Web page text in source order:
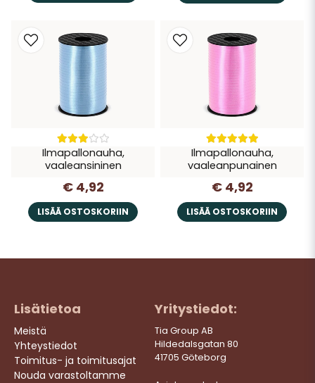
Ilmapallonauha,
vaaleansininen
€ 4,92
LISÄÄ OSTOSKORIIN
Ilmapallonauha,
vaaleanpunainen
€ 4,92
LISÄÄ OSTOSKORIIN
Lisätietoa
Meistä
Yhteystiedot
Toimitus- ja toimitusajat
Nouda varastoltamme
Yritystiedot:
Tia Group AB
Hildedalsgatan 80
41705 Göteborg